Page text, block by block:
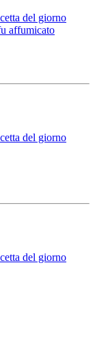
del giorno
affumicato
del giorno
del giorno